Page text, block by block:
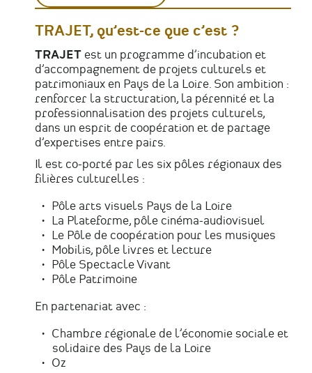
TRAJET, qu’est-ce que c’est ?
TRAJET est un programme d’incubation et
d’accompagnement de projets culturels et
patrimoniaux en Pays de la Loire. Son ambition :
renforcer la structuration, la pérennité et la
professionnalisation des projets culturels,
dans un esprit de coopération et de partage
d’expertises entre pairs.
Il est co-porté par les six pôles régionaux des
filières culturelles :
Pôle arts visuels Pays de la Loire
La Plateforme, pôle cinéma-audiovisuel
Le Pôle de coopération pour les musiques
Mobilis, pôle livres et lecture
Pôle Spectacle Vivant
Pôle Patrimoine
En partenariat avec :
Chambre régionale de l’économie sociale et
solidaire des Pays de la Loire
Oz